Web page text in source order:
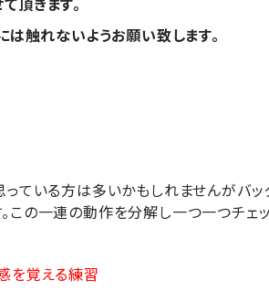
は触れないようお願い致します。
ている方は多いかもしれませんがバ
の一連の動作を分解し一つ一つチェッ
を覚える練習